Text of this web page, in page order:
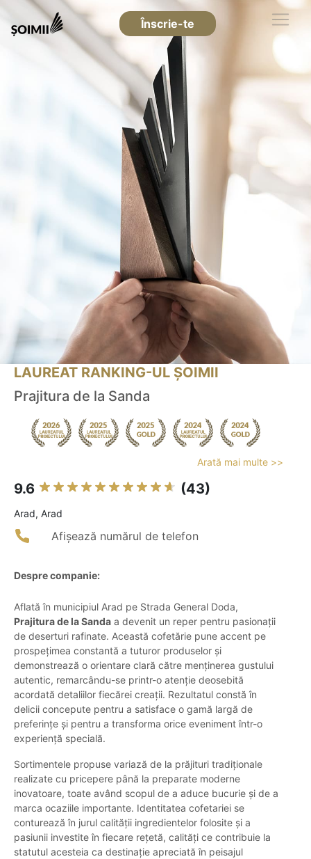
Înscrie-te
LAUREAT RANKING-UL ȘOIMII
Prajitura de la Sanda
Arată mai multe >>
9.6 (43)
Arad, Arad
Afișează numărul de telefon
Despre companie:
Aflată în municipiul Arad pe Strada General Doda,
Prajitura de la Sanda a devenit un reper pentru pasionații
de deserturi rafinate. Această cofetărie pune accent pe
prospețimea constantă a tuturor produselor și
demonstrează o orientare clară către menținerea gustului
autentic, remarcându-se printr-o atenție deosebită
acordată detaliilor fiecărei creații. Rezultatul constă în
delicii concepute pentru a satisface o gamă largă de
preferințe și pentru a transforma orice eveniment într-o
experiență specială.
Sortimentele propuse variază de la prăjituri tradiționale
realizate cu pricepere până la preparate moderne
inovatoare, toate având scopul de a aduce bucurie și de a
marca ocaziile importante. Identitatea cofetariei se
conturează în jurul calității ingredientelor folosite și a
pasiunii investite în fiecare rețetă, calități ce contribuie la
statutul acesteia ca destinație apreciată în peisajul